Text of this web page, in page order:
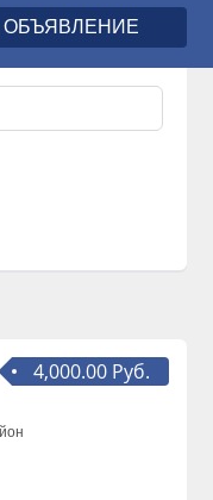
4,000.00 Руб.